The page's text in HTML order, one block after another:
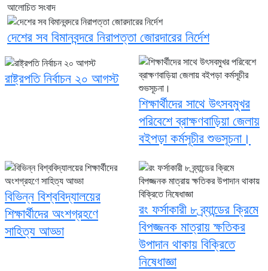
আলোচিত সংবাদ
দেশের সব বিমানবন্দরে নিরাপত্তা জোরদারের নির্দেশ
রাষ্ট্রপতি নির্বাচন ২০ আগস্ট
শিক্ষার্থীদের সাথে উৎসবমুখর
পরিবেশে ব্রাক্ষণবাড়িয়া জেলায়
বইপড়া কর্মসূচীর শুভসূচনা।
বিভিন্ন বিশ্ববিদ্যালয়ের
শিক্ষার্থীদের অংশগ্রহণে
সাহিত্য আড্ডা
রং ফর্সাকারী ৮ ব্র্যান্ডের ক্রিমে
বিপজ্জনক মাত্রায় ক্ষতিকর
উপাদান থাকায় বিক্রিতে
নিষেধাজ্ঞা